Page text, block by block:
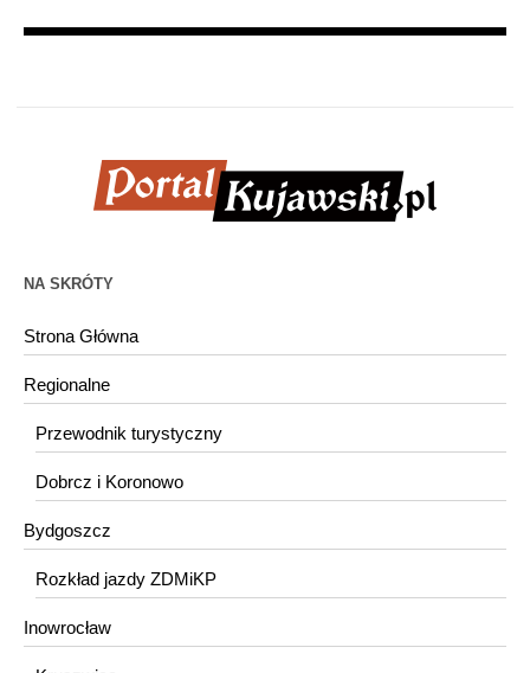
NA SKRÓTY
Strona Główna
Regionalne
Przewodnik turystyczny
Dobrcz i Koronowo
Bydgoszcz
Rozkład jazdy ZDMiKP
Inowrocław